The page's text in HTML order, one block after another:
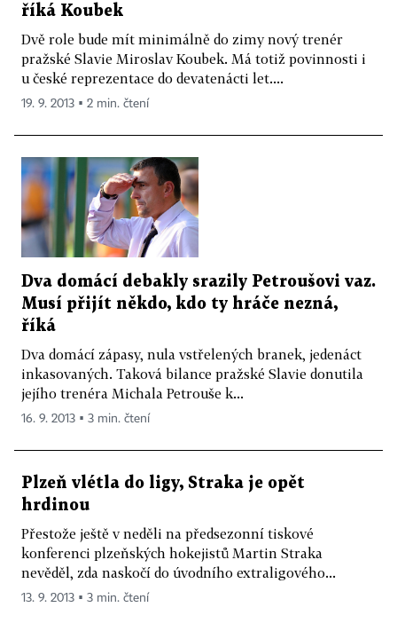
říká Koubek
Dvě role bude mít minimálně do zimy nový trenér
pražské Slavie Miroslav Koubek. Má totiž povinnosti i
u české reprezentace do devatenácti let....
19. 9. 2013 ▪ 2 min. čtení
Dva domácí debakly srazily Petroušovi vaz.
Musí přijít někdo, kdo ty hráče nezná,
říká
Dva domácí zápasy, nula vstřelených branek, jedenáct
inkasovaných. Taková bilance pražské Slavie donutila
jejího trenéra Michala Petrouše k...
16. 9. 2013 ▪ 3 min. čtení
Plzeň vlétla do ligy, Straka je opět
hrdinou
Přestože ještě v neděli na předsezonní tiskové
konferenci plzeňských hokejistů Martin Straka
nevěděl, zda naskočí do úvodního extraligového...
13. 9. 2013 ▪ 3 min. čtení